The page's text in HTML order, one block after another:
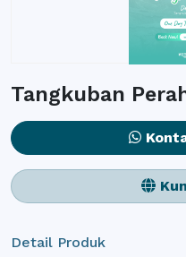
Tangkuban
Detail Produk